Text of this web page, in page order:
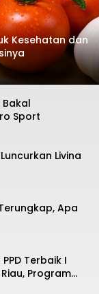
Kesehatan dan
Bakal
Sport
Livina
Apa
Terbaik I
Program
Sorotan